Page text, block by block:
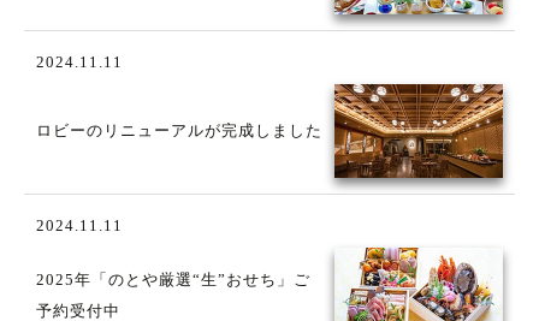
2024.11.11
ロビーのリニューアルが完成しました
2024.11.11
2025年「のとや厳選“生”おせち」ご
予約受付中